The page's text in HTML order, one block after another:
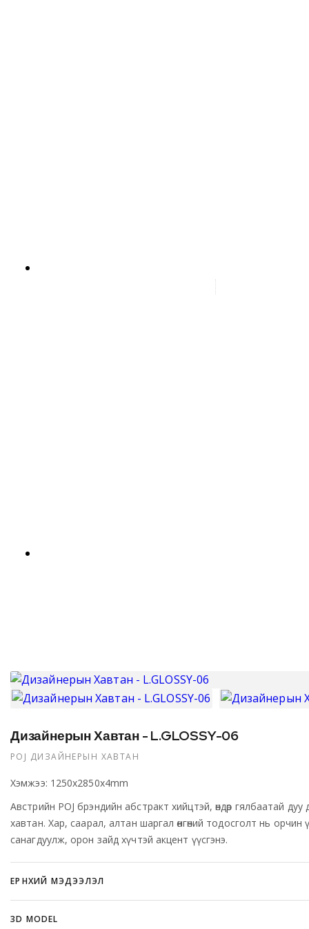
Дизайнерын Хавтан - L.GLOSSY-06
POJ ДИЗАЙНЕРЫН ХАВТАН
Хэмжээ: 1250x2850x4mm
Австрийн POJ брэндийн абстракт хийцтэй, өндөр гялбаатай дуу
хавтан. Хар, саарал, алтан шаргал өнгөний тодосголт нь орчин
санагдуулж, орон зайд хүчтэй акцент үүсгэнэ.
ЕРӨНХИЙ МЭДЭЭЛЭЛ
интерьерийн
3D MODEL